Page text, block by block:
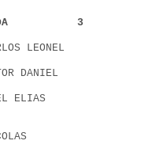
3
LEONEL
DANIEL
URIEL ELIAS